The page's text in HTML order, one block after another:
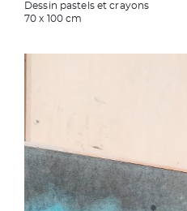
Dessin pastels et crayons
70 x 100 cm